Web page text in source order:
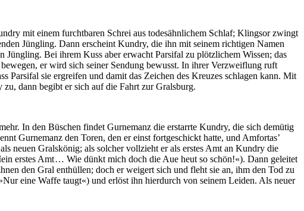
mit einem furchtbaren Schrei aus todesähnlichem Schlaf; Klingsor zwingt
Jüngling. Dann erscheint Kundry, die ihn mit seinem richtigen Namen
Bei ihrem Kuss aber erwacht Parsifal zu plötzlichem Wissen; das
er wird sich seiner Sendung bewusst. In ihrer Verzweiflung ruft
Parsifal sie ergreifen und damit das Zeichen des Kreuzes schlagen kann. Mit
dann begibt er sich auf die Fahrt zur Gralsburg.
In den Büschen findet Gurnemanz die erstarrte Kundry, die sich demütig
Gurnemanz den Toren, den er einst fortgeschickt hatte, und Amfortas’
neuen Gralskönig; als solcher vollzieht er als erstes Amt an Kundry die
erstes Amt … Wie dünkt mich doch die Aue heut so schön!«). Dann geleitet
den Gral enthüllen; doch er weigert sich und fleht sie an, ihm den Tod zu
eine Waffe taugt«) und erlöst ihn hierdurch von seinem Leiden. Als neuer